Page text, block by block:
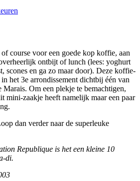
course voor een goede kop koffie, aan
ontbijt of lunch (lees: yoghurt
scones en ga zo maar door). Deze koffie-
het 3e arrondissement dichtbij één van
Om een plekje te bemachtigen,
mini-zaakje heeft namelijk maar een paar
dan verder naar de superleuke
Republique is het een kleine 10
di.